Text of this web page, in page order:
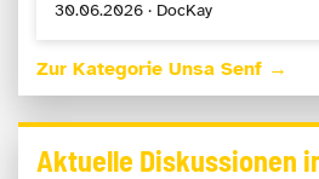
30.06.2026 · DocKay
Zur Kategorie Unsa Senf →
Aktuelle Diskussionen